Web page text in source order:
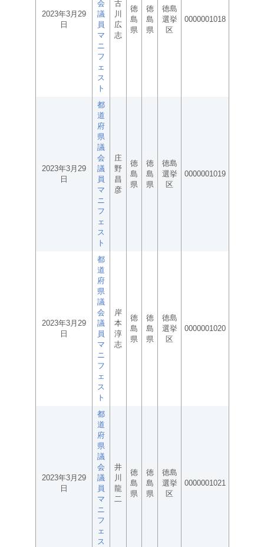
2023年3月29
日
会
議
員
マ
ニ
フ
ェ
ス
ト
古
川
広
志
徳
島
県
徳
島
県
徳島
選挙
区
0000001018
2023年3月29
日
都
道
府
県
議
会
議
員
マ
ニ
フ
ェ
ス
ト
庄
野
昌
彦
徳
島
県
徳
島
県
徳島
選挙
区
0000001019
2023年3月29
日
都
道
府
県
議
会
議
員
マ
ニ
フ
ェ
ス
ト
岸
本
淳
志
徳
島
県
徳
島
県
徳島
選挙
区
0000001020
2023年3月29
日
都
道
府
県
議
会
議
員
マ
ニ
フ
ェ
ス
井
川
龍
二
徳
島
県
徳
島
県
徳島
選挙
区
0000001021